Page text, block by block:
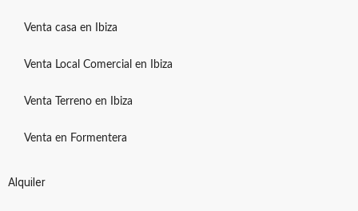
Venta casa en Ibiza
Venta Local Comercial en Ibiza
Venta Terreno en Ibiza
Venta en Formentera
Alquiler